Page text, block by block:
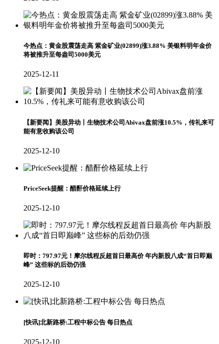
今热点：黄金股震荡走高 紫金矿业(02899)涨3.88% 美银料明年金价
将被推升至每盎司5000美元
2025-12-11
【新要闻】美股异动丨生物技术公司Abivax盘前涨10.5%，传礼来可
能有意收购该公司
2025-12-10
PriceSeek提醒：醋酐价格延续上行
2025-12-10
即时：797.97元！摩尔线程反超首日最高价 年内新股八成“首日即巅
峰” 这些标的后劲仍强
2025-12-10
[快讯]北新路桥:工程中标公告 每日热点
2025-12-10